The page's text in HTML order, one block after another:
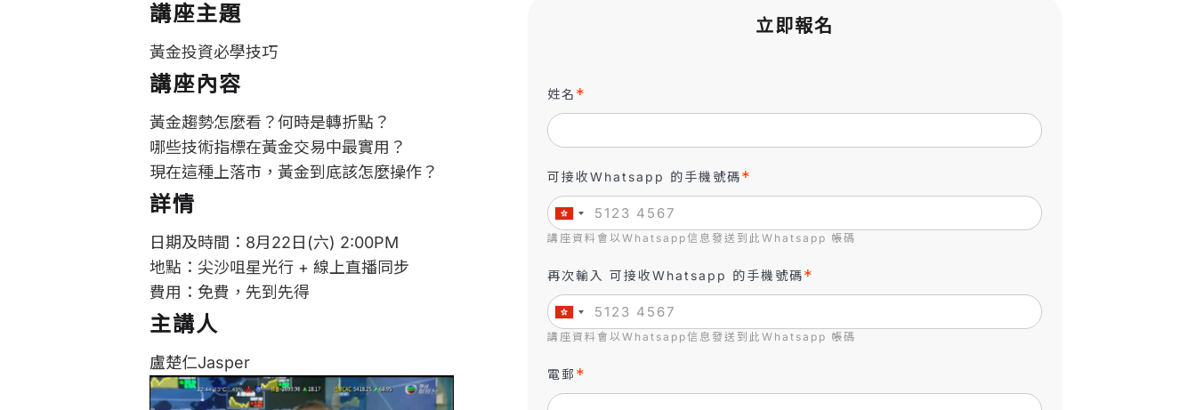
立即報名
姓名
可接收Whatsapp 的手機號碼
講座資料會以Whatsapp信息發送到此Whatsapp 帳碼
再次輸入 可接收Whatsapp 的手機號碼
講座資料會以Whatsapp信息發送到此Whatsapp 帳碼
電郵
講座主題
黃金投資必學技巧
講座內容
黃金趨勢怎麼看？何時是轉折點？
哪些技術指標在黃金交易中最實用？
現在這種上落市，黃金到底該怎麼操作？
詳情
日期及時間：8月22日(六) 2:00PM
地點：尖沙咀星光行 + 線上直播同步
費用：免費，先到先得
主講人
盧楚仁Jasper